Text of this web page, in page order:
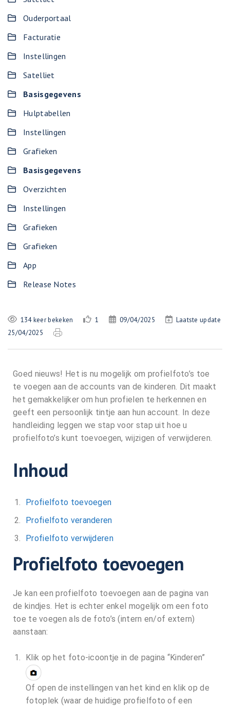
Ouderportaal
Facturatie
Instellingen
Satelliet
Basisgegevens
Hulptabellen
Instellingen
Grafieken
Basisgegevens
Overzichten
Instellingen
Grafieken
Grafieken
App
Release Notes
134 keer bekeken 1 09/04/2025
Laatste update
25/04/2025
Goed nieuws! Het is nu mogelijk om profielfoto’s toe
te voegen aan de accounts van de kinderen. Dit maakt
het gemakkelijker om hun profielen te herkennen en
geeft een persoonlijk tintje aan hun account. In deze
handleiding leggen we stap voor stap uit hoe u
profielfoto’s kunt toevoegen, wijzigen of verwijderen.
Inhoud
Profielfoto toevoegen
Profielfoto veranderen
Profielfoto verwijderen
Profielfoto toevoegen
Je kan een profielfoto toevoegen aan de pagina van
de kindjes. Het is echter enkel mogelijk om een foto
toe te voegen als de foto’s (intern en/of extern)
aanstaan:
Klik op het foto-icoontje in de pagina “Kinderen”
Of open de instellingen van het kind en klik op de
fotoplek (waar de huidige profielfoto of een